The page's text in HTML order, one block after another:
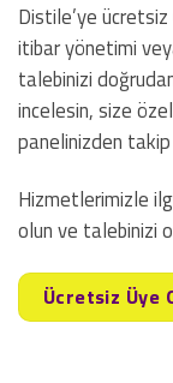
Distile’ye
itibar yönetimi
talebinizi
incelesin, size
panelinizden
Hizmetlerimizle
olun ve talebinizi
Ücretsiz Üye